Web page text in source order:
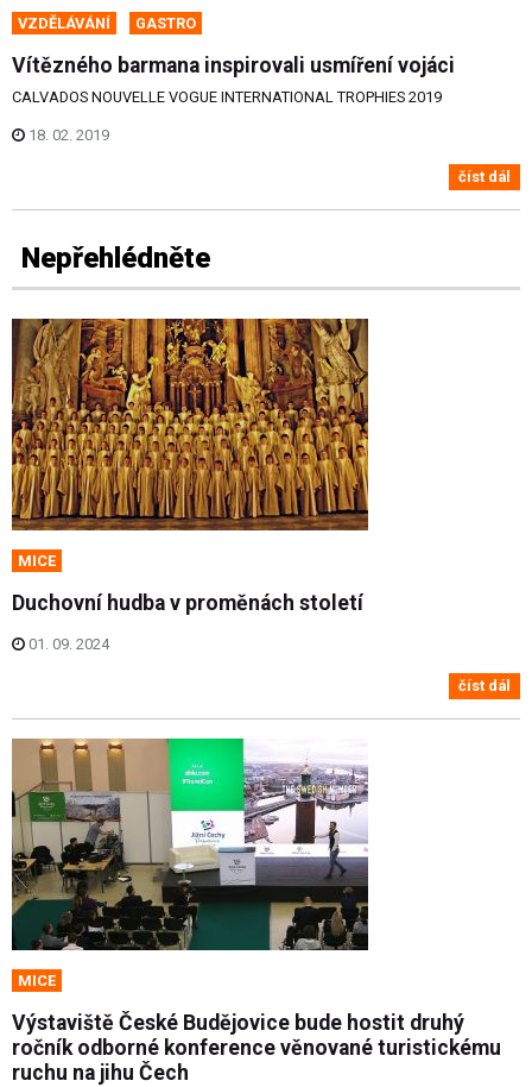
VZDĚLÁVÁNÍ GASTRO
Vítězného barmana inspirovali usmíření vojáci
CALVADOS NOUVELLE VOGUE INTERNATIONAL TROPHIES 2019
18. 02. 2019
číst dál
Nepřehlédněte
MICE
Duchovní hudba v proměnách století
01. 09. 2024
číst dál
MICE
Výstaviště České Budějovice bude hostit druhý
ročník odborné konference věnované turistickému
ruchu na jihu Čech